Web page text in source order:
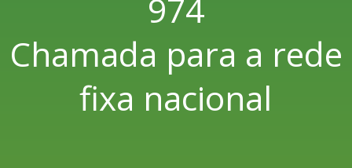
974
Chamada para a rede
fixa nacional